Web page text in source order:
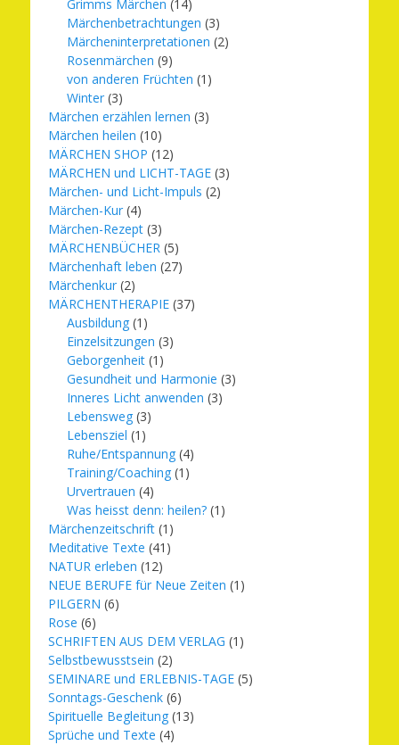
Grimms Märchen (14)
Märchenbetrachtungen (3)
Märcheninterpretationen (2)
Rosenmärchen (9)
von anderen Früchten (1)
Winter (3)
Märchen erzählen lernen (3)
Märchen heilen (10)
MÄRCHEN SHOP (12)
MÄRCHEN und LICHT-TAGE (3)
Märchen- und Licht-Impuls (2)
Märchen-Kur (4)
Märchen-Rezept (3)
MÄRCHENBÜCHER (5)
Märchenhaft leben (27)
Märchenkur (2)
MÄRCHENTHERAPIE (37)
Ausbildung (1)
Einzelsitzungen (3)
Geborgenheit (1)
Gesundheit und Harmonie (3)
Inneres Licht anwenden (3)
Lebensweg (3)
Lebensziel (1)
Ruhe/Entspannung (4)
Training/Coaching (1)
Urvertrauen (4)
Was heisst denn: heilen? (1)
Märchenzeitschrift (1)
Meditative Texte (41)
NATUR erleben (12)
NEUE BERUFE für Neue Zeiten (1)
PILGERN (6)
Rose (6)
SCHRIFTEN AUS DEM VERLAG (1)
Selbstbewusstsein (2)
SEMINARE und ERLEBNIS-TAGE (5)
Sonntags-Geschenk (6)
Spirituelle Begleitung (13)
Sprüche und Texte (4)